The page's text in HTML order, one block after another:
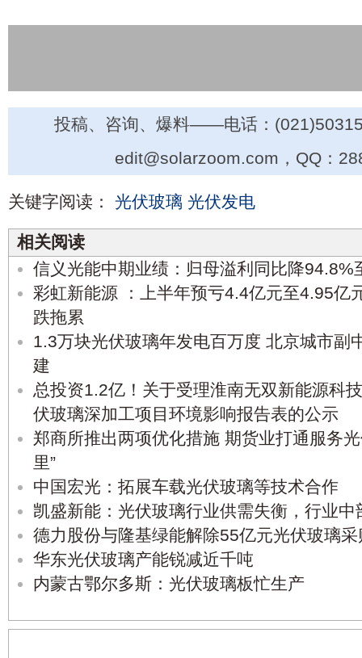
投稿、咨询、爆料——电话：
edit@solarzoom.com，QQ：
关键字阅读： 光伏玻璃 光伏发电
相关阅读
信义光能中期业绩：归母溢利同比降94.8%
彩虹新能源 ：上半年预亏4.4亿元至4.95亿
跌拖累
1.3万块光伏玻璃年发电百万度 北京城市副
建
总投资1.2亿！关于受理淮南无双新能源科
伏玻璃深加工项目环境影响报告表的公示
郑商所推出两项优化措施 期货业打通服务
里”
中国宏光：拓展车载光伏玻璃等技术合作
凯盛新能：光伏玻璃行业供需失衡，行业
德力股份与隆基绿能解除55亿元光伏玻璃
华东光伏玻璃产能锐减近千吨
内蒙古鄂尔多斯：光伏玻璃板忙生产